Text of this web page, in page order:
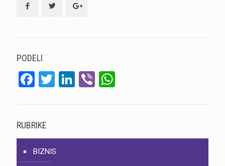
PODELI
Facebook
Twitter
LinkedIn
Viber
RUBRIKE
BIZNIS